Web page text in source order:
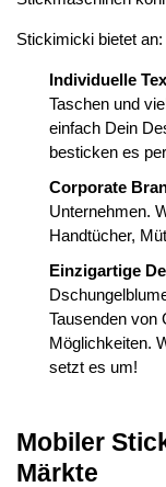
Stickimicki bietet an:
Individuelle
Taschen und
einfach Dein
besticken es
Corporate
Unternehmen.
Handtücher,
Einzigartige
Tausenden von
Möglichkeiten.
setzt es um!
Mobiler
Märkte